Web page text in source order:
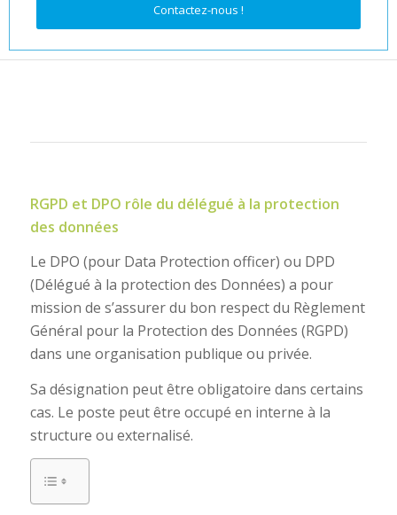
Contactez-nous !
RGPD et DPO rôle du délégué à la protection
des données
Le DPO (pour Data Protection officer) ou DPD
(Délégué à la protection des Données) a pour
mission de s’assurer du bon respect du Règlement
Général pour la Protection des Données (RGPD)
dans une organisation publique ou privée.
Sa désignation peut être obligatoire dans certains
cas. Le poste peut être occupé en interne à la
structure ou externalisé.